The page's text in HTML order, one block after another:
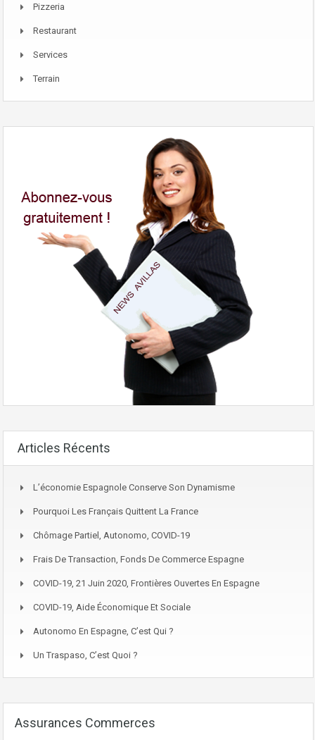
Pizzeria
Restaurant
Services
Terrain
Articles Récents
L’économie Espagnole Conserve Son Dynamisme
Pourquoi Les Français Quittent La France
Chômage Partiel, Autonomo, COVID-19
Frais De Transaction, Fonds De Commerce Espagne
COVID-19, 21 Juin 2020, Frontières Ouvertes En Espagne
COVID-19, Aide Économique Et Sociale
Autonomo En Espagne, C’est Qui ?
Un Traspaso, C’est Quoi ?
Assurances Commerces